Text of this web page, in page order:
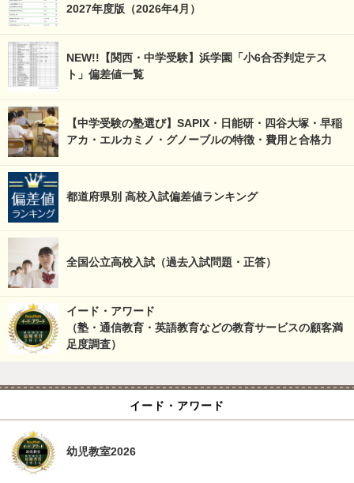
2027年度版（2026年4月）
NEW!!【関西・中学受験】浜学園「小6合否判定テス
ト」偏差値一覧
【中学受験の塾選び】SAPIX・日能研・四谷大塚・早稲
アカ・エルカミノ・グノーブルの特徴・費用と合格力
都道府県別 高校入試偏差値ランキング
全国公立高校入試（過去入試問題・正答）
イード・アワード
（塾・通信教育・英語教育などの教育サービスの顧客満
足度調査）
イード・アワード
幼児教室2026